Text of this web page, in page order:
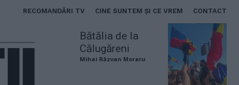
RECOMANDĂRI TV CINE SUNTEM ȘI CE VREM CONTACT
Bătălia de la
Călugăreni
Mihai Răzvan Moraru